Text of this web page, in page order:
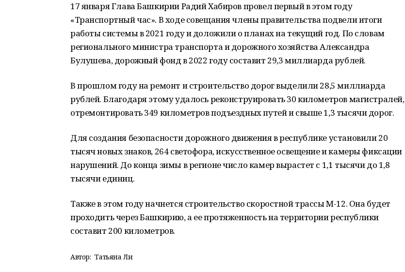
17 января Глава Башкирии Радий Хабиров провел первый в этом году
«Транспортный час». В ходе совещания члены правительства подвели итоги
работы системы в 2021 году и доложили о планах на текущий год. По словам
регионального министра транспорта и дорожного хозяйства Александра
Булушева, дорожный фонд в 2022 году составит 29,3 миллиарда рублей.
В прошлом году на ремонт и строительство дорог выделили 28,5 миллиарда
рублей. Благодаря этому удалось реконструировать 30 километров магистралей,
отремонтировать 349 километров подъездных путей и свыше 1,3 тысячи дорог.
Для создания безопасности дорожного движения в республике установили 20
тысяч новых знаков, 264 светофора, искусственное освещение и камеры фиксации
нарушений. До конца зимы в регионе число камер вырастет с 1,1 тысячи до 1,8
тысячи единиц.
Также в этом году начнется строительство скоростной трассы М-12. Она будет
проходить через Башкирию, а ее протяженность на территории республики
составит 200 километров.
Автор: Татьяна Ли